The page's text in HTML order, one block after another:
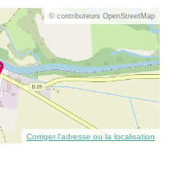
© contributeurs OpenStreetMap
Corriger l’adresse ou la localisation